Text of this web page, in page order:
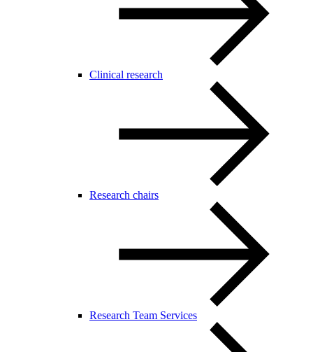
Clinical research
Research chairs
Research Team Services